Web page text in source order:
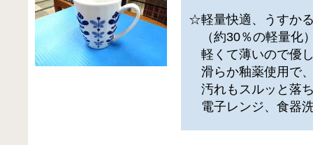
☆軽量快適、うすか
（約30％の軽量化
軽くて薄いので優
滑らか釉薬使用で
汚れもスルッと落
電子レンジ、食器